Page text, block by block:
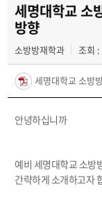
세명대학교 소
방향
소방방재학과 조회
세명대학교 소방
안녕하십니까
예비 세명대학교 소방
간략하게 소개하고자